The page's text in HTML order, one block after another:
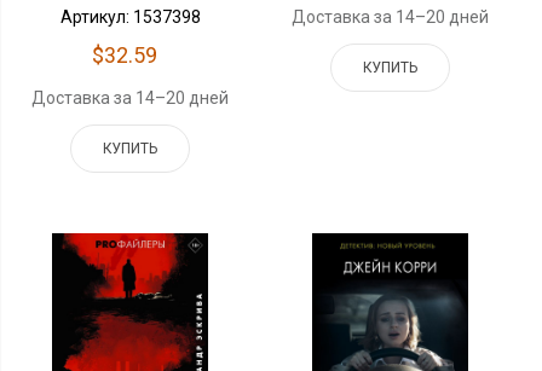
Артикул: 1537398
$32.59
Доставка за 14–20 дней
КУПИТЬ
Доставка за 14–20 дней
КУПИТЬ